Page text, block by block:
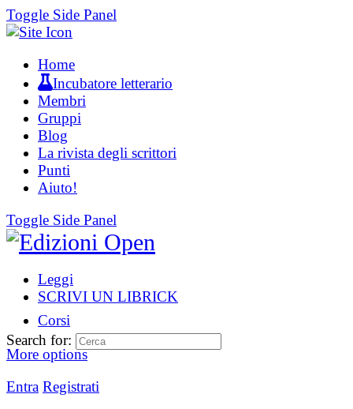
Toggle Side Panel
Home
Incubatore letterario
Membri
Gruppi
Blog
La rivista degli scrittori
Punti
Aiuto!
Toggle Side Panel
Leggi
SCRIVI UN LIBRICK
Corsi
More options
Entra Registrati
Search for: